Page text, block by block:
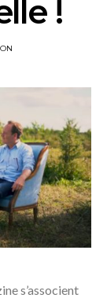
!
s’associent